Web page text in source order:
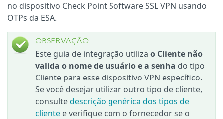
no dispositivo Check Point Software SSL VPN usando
OTPs da ESA.
OBSERVAÇÃO
Este guia de integração utiliza o Cliente não
valida o nome de usuário e a senha do tipo
Cliente para esse dispositivo VPN específico.
Se você desejar utilizar outro tipo de cliente,
consultedescrição genérica dos tipos de
cliente e verifique com o fornecedor se o